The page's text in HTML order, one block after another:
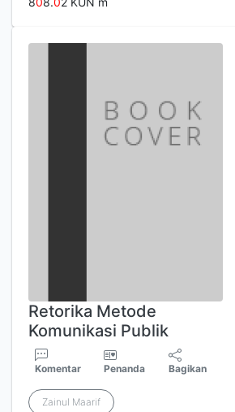
Retorika Metode
Komunikasi Publik
Komentar Penanda Bagikan
Zainul Maarif